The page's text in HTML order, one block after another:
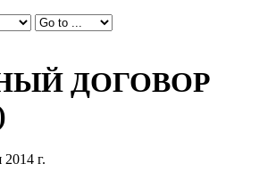
ДОГОВОР
г.